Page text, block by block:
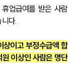
업급여를 받은 사람
다.
상이고 부정수급액 합
이상인 사람은 명단